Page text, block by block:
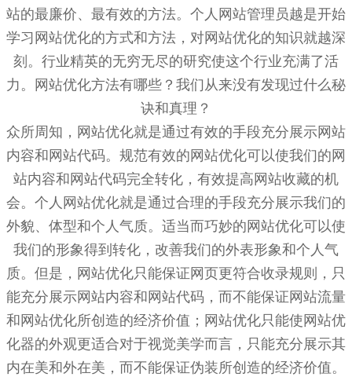
站的最廉价、最有效的方法。个人网站管理员越是开始
学习网站优化的方式和方法，对网站优化的知识就越深
刻。行业精英的无穷无尽的研究使这个行业充满了活
力。网站优化方法有哪些？我们从来没有发现过什么秘
诀和真理？
众所周知，网站优化就是通过有效的手段充分展示网站
内容和网站代码。规范有效的网站优化可以使我们的网
站内容和网站代码完全转化，有效提高网站收藏的机
会。个人网站优化就是通过合理的手段充分展示我们的
外貌、体型和个人气质。适当而巧妙的网站优化可以使
我们的形象得到转化，改善我们的外表形象和个人气
质。但是，网站优化只能保证网页更符合收录规则，只
能充分展示网站内容和网站代码，而不能保证网站流量
和网站优化所创造的经济价值；网站优化只能使网站优
化器的外观更适合对于视觉美学而言，只能充分展示其
内在美和外在美，而不能保证伪装所创造的经济价值。